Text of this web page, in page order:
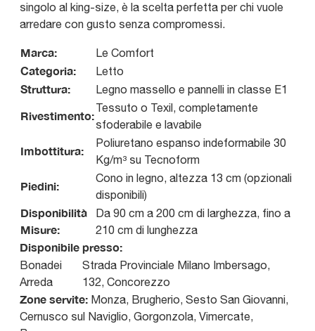
singolo al king-size, è la scelta perfetta per chi vuole
arredare con gusto senza compromessi.
Marca: Le Comfort
Categoria: Letto
Struttura: Legno massello e pannelli in classe E1
Rivestimento:
Tessuto o Texil, completamente
sfoderabile e lavabile
Imbottitura:
Poliuretano espanso indeformabile 30
Kg/m³ su Tecnoform
Piedini:
Cono in legno, altezza 13 cm (opzionali
disponibili)
Disponibilità
Misure:
Da 90 cm a 200 cm di larghezza, fino a
210 cm di lunghezza
Disponibile presso:
Bonadei
Arreda
Strada Provinciale Milano Imbersago,
132, Concorezzo
Zone servite: Monza, Brugherio, Sesto San Giovanni,
Cernusco sul Naviglio, Gorgonzola, Vimercate,